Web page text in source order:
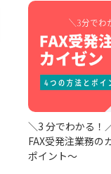
＼3 分でわかる！
FAX受発注業務
ポイント～